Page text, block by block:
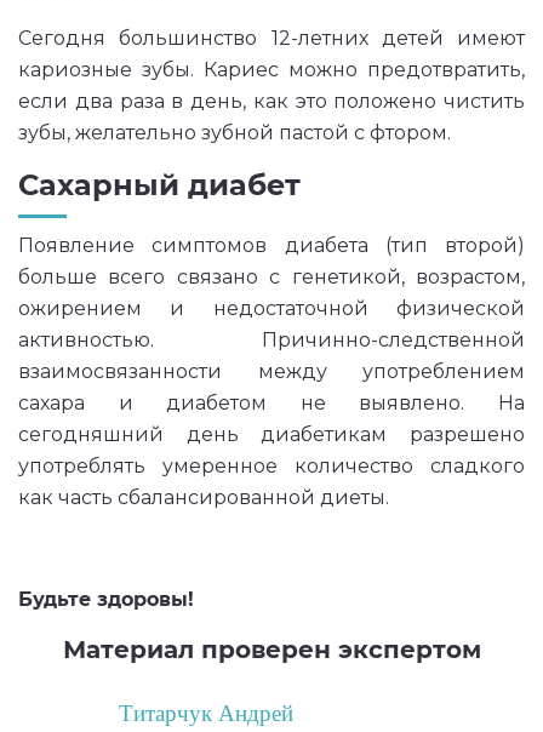
Сегодня большинство 12-летних детей имеют
кариозные зубы. Кариес можно предотвратить,
если два раза в день, как это положено чистить
зубы, желательно зубной пастой с фтором.
Сахарный диабет
Появление симптомов диабета (тип второй)
больше всего связано с генетикой, возрастом,
ожирением и недостаточной физической
активностью. Причинно-следственной
взаимосвязанности между употреблением
сахара и диабетом не выявлено. На
сегодняшний день диабетикам разрешено
употреблять умеренное количество сладкого
как часть сбалансированной диеты.
Будьте здоровы!
Материал проверен экспертом
Титарчук Андрей